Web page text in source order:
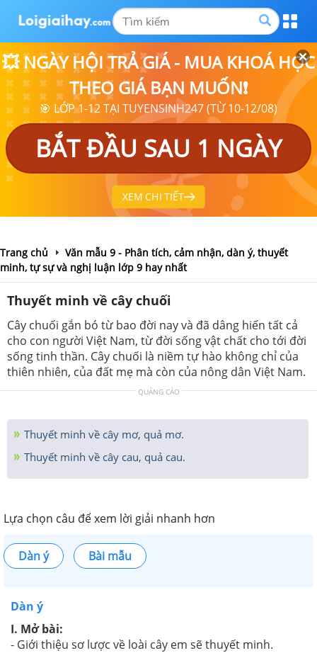
💥 NGÀY HỘI TRẢ GIÁ - MUA KHOÁ HỌC
THEO GIÁ BẠN MUỐN❗
🎯 LỚP 1-12 TẠI TUYENSINH247 (TỪ 10-12/08)
BẮT ĐẦU SAU 1 NGÀY
XEM CHI TIẾT
Trang chủ
Văn mẫu 9 - Phân tích, cảm nhận, dàn ý, thuyết
minh, tự sự và nghị luận lớp 9 hay nhất
Thuyết minh về cây chuối
Cây chuối gắn bó từ bao đời nay và đã dâng hiến tất cả
cho con người Việt Nam, từ đời sống vật chất cho tới đời
sống tinh thần. Cây chuối là niềm tự hào không chỉ của
thiên nhiên, của đất mẹ mà còn của nông dân Việt Nam.
QUẢNG CÁO
Thuyết minh về cây mơ, quả mơ.
Thuyết minh về cây cau, quả cau.
Lựa chọn câu để xem lời giải nhanh hơn
Dàn ý Bài mẫu
Dàn ý
I. Mở bài:
- Giới thiệu sơ lược về loài cây em sẽ thuyết minh.